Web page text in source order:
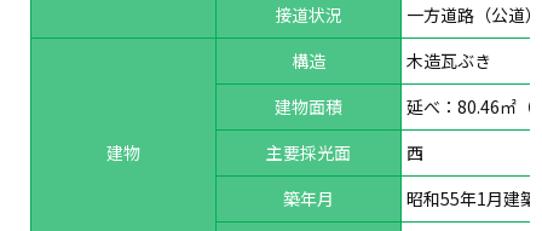
接道状況
一方道路（公道
建物
構造
木造瓦ぶき
建物面積
延べ：80.46㎡（
主要採光面
西
築年月
昭和55年1月建築